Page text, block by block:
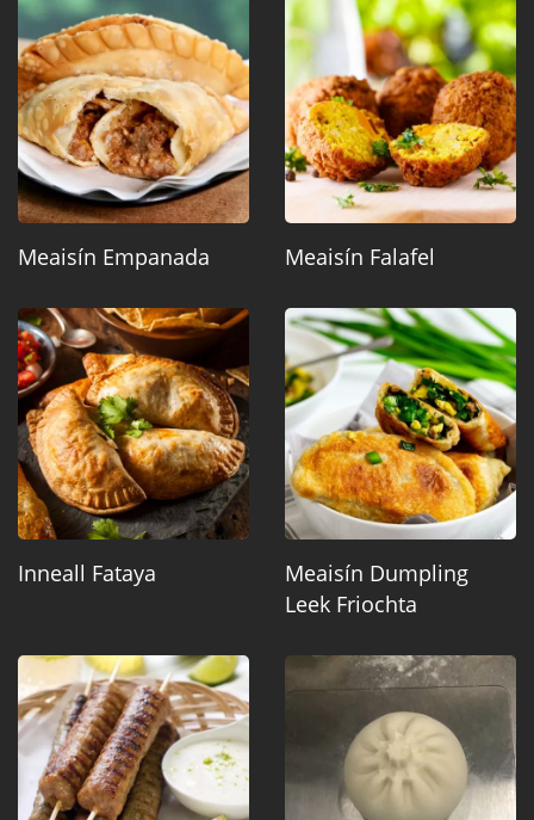
Meaisín Empanada Meaisín Falafel
Inneall Fataya
Meaisín Dumpling
Leek Friochta